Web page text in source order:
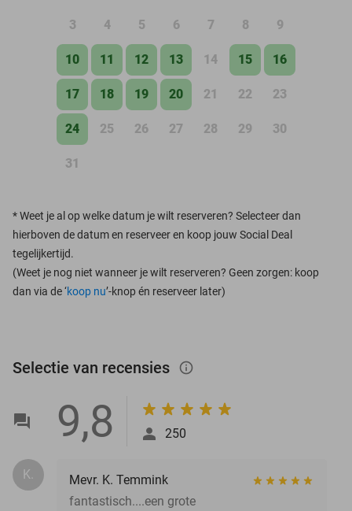
3 4 5 6 7 8 9
10 11 12 13 14 15 16
17 18 19 20 21 22 23
24 25 26 27 28 29 30
31
*Weet je al op welke datum je wilt reserveren? Selecteer dan
hierboven de datum en reserveer en koop jouw Social Deal
tegelijkertijd.
(Weet je nog niet wanneer je wilt reserveren? Geen zorgen: koop
dan via de ‘koop nu’-knop én reserveer later)
Selectie van recensies info_outlined
9,8 250
K.
Mevr. K. Temmink
fantastisch....een grote